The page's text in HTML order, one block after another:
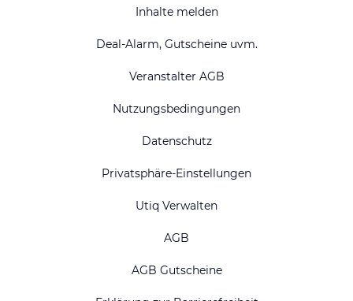
Inhalte melden
Deal-Alarm, Gutscheine uvm.
Veranstalter AGB
Nutzungsbedingungen
Datenschutz
Privatsphäre-Einstellungen
Utiq Verwalten
AGB
AGB Gutscheine